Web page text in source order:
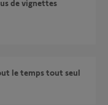
le temps tout seul